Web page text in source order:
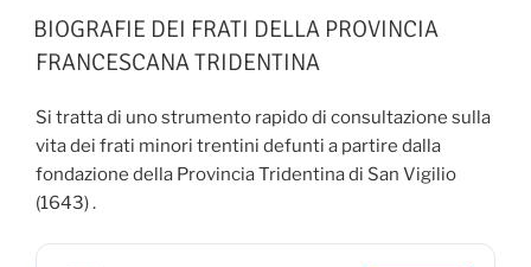
BIOGRAFIE DEI FRATI DELLA PROVINCIA
FRANCESCANA TRIDENTINA
Si tratta di uno strumento rapido di consultazione sulla
vita dei frati minori trentini defunti a partire dalla
fondazione della Provincia Tridentina di San Vigilio
(1643) .